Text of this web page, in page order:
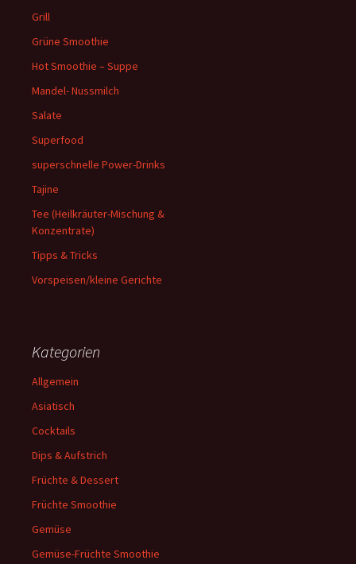
Grill
Grüne Smoothie
Hot Smoothie – Suppe
Mandel- Nussmilch
Salate
Superfood
superschnelle Power-Drinks
Tajine
Tee (Heilkräuter-Mischung &
Konzentrate)
Tipps & Tricks
Vorspeisen/kleine Gerichte
Kategorien
Allgemein
Asiatisch
Cocktails
Dips & Aufstrich
Früchte & Dessert
Früchte Smoothie
Gemüse
Gemüse-Früchte Smoothie